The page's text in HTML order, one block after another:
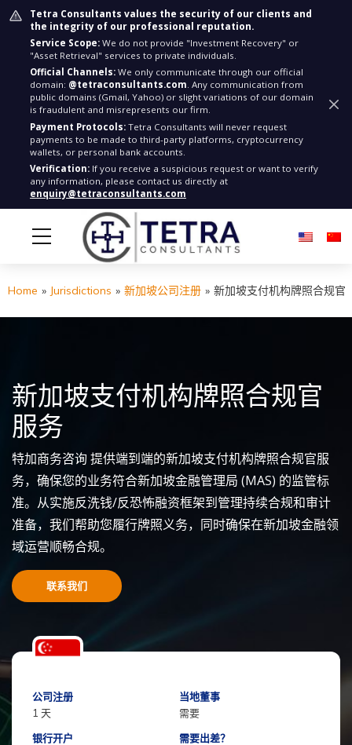
Tetra Consultants values the security of our clients and
the integrity of our professional reputation.
Service Scope: We do not provide "Investment Recovery" or
"Asset Retrieval" services to private individuals.
Official Channels: We only communicate through our official
domain: @tetraconsultants.com. Any communication from
public domains (Gmail, Yahoo) or slight variations of our domain
is fraudulent and misrepresents our firm.
Payment Protocols: Tetra Consultants will never request
payments to be made to third-party platforms, cryptocurrency
wallets, or personal bank accounts.
Verification: If you receive a suspicious request or want to verify
any information, please contact us directly at
enquiry@tetraconsultants.com
Home » Jurisdictions » 新加坡公司注册 » 新加坡支付机构牌照合规官
新加坡支付机构牌照合规官
服务
特加商务咨询 提供端到端的新加坡支付机构牌照合规官服
务，确保您的业务符合新加坡金融管理局 (MAS) 的监管标
准。从实施反洗钱/反恐怖融资框架到管理持续合规和审计
准备，我们帮助您履行牌照义务，同时确保在新加坡金融领
域运营顺畅合规。
联系我们
公司注册
1 天
当地董事
需要
银行开户
需要出差？